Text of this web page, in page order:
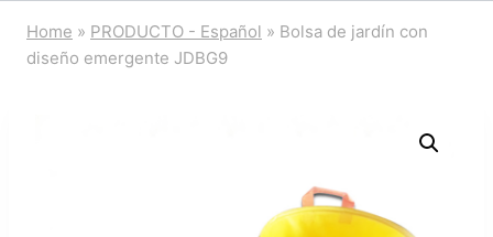
Home » PRODUCTO - Español » Bolsa de jardín con
diseño emergente JDBG9